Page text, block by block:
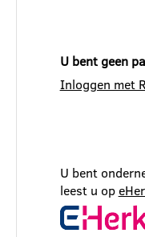
U bent geen
Inloggen met
U bent
leest u op